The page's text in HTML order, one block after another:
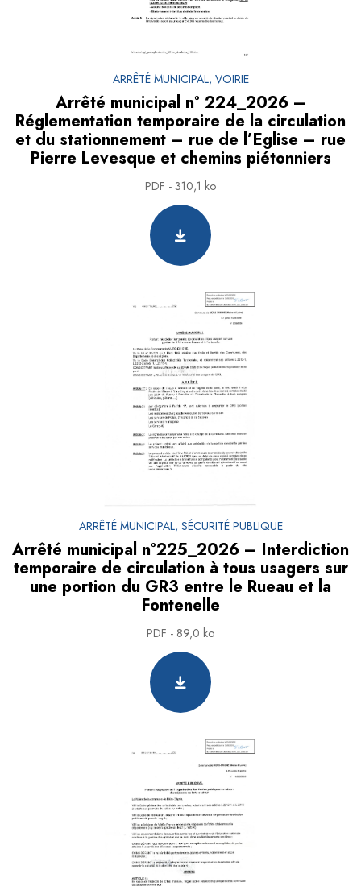
ARRÊTÉ MUNICIPAL, VOIRIE
Arrêté municipal n° 224_2026 –
Réglementation temporaire de la circulation
et du stationnement – rue de l’Eglise – rue
Pierre Levesque et chemins piétonniers
PDF - 310,1 ko
ARRÊTÉ MUNICIPAL, SÉCURITÉ PUBLIQUE
Arrêté municipal n°225_2026 – Interdiction
temporaire de circulation à tous usagers sur
une portion du GR3 entre le Rueau et la
Fontenelle
PDF - 89,0 ko